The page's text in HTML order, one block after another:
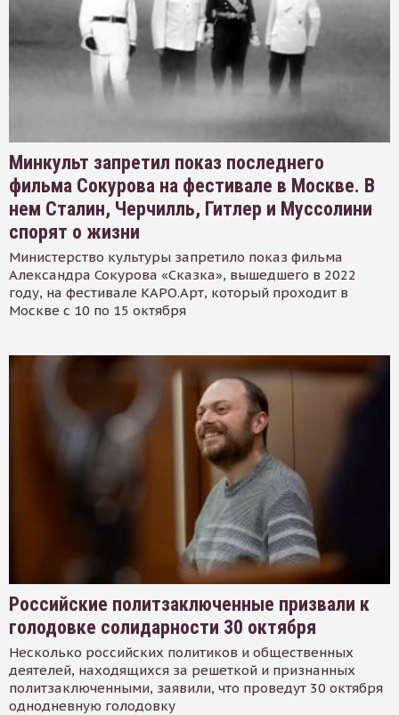
Минкульт запретил показ последнего
фильма Сокурова на фестивале в Москве. В
нем Сталин, Черчилль, Гитлер и Муссолини
спорят о жизни
Министерство культуры запретило показ фильма
Александра Сокурова «Сказка», вышедшего в 2022
году, на фестивале КАРО.Арт, который проходит в
Москве с 10 по 15 октября
Российские политзаключенные призвали к
голодовке солидарности 30 октября
Несколько российских политиков и общественных
деятелей, находящихся за решеткой и признанных
политзаключенными, заявили, что проведут 30 октября
однодневную голодовку